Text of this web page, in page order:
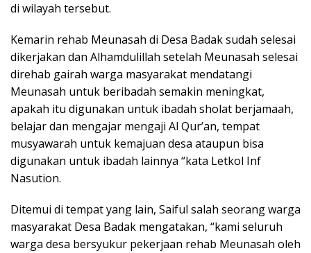
di wilayah tersebut.
Kemarin rehab Meunasah di Desa Badak sudah selesai
dikerjakan dan Alhamdulillah setelah Meunasah selesai
direhab gairah warga masyarakat mendatangi
Meunasah untuk beribadah semakin meningkat,
apakah itu digunakan untuk ibadah sholat berjamaah,
belajar dan mengajar mengaji Al Qur’an, tempat
musyawarah untuk kemajuan desa ataupun bisa
digunakan untuk ibadah lainnya “kata Letkol Inf
Nasution.
Ditemui di tempat yang lain, Saiful salah seorang warga
masyarakat Desa Badak mengatakan, “kami seluruh
warga desa bersyukur pekerjaan rehab Meunasah oleh